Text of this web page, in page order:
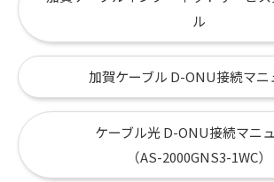
ル
加賀ケーブル D-ONU接続マニ
ケーブル光 D-ONU接続マニ
（AS-2000GNS3-1WC）